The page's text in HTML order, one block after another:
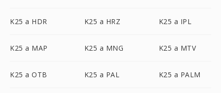
K25 a HDR K25 a HRZ K25 a IPL
K25 a MAP K25 a MNG K25 a MTV
K25 a OTB K25 a PAL K25 a PALM